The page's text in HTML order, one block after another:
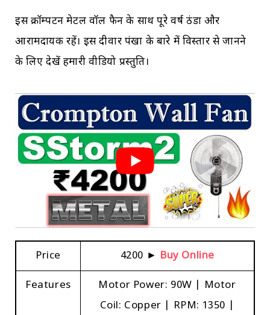
इस क्रॉम्पटन मेटल वॉल फैन के साथ पूरे वर्ष ठंडा और
आरामदायक रहें। इस दीवार पंखा के बारे में विस्तार से जानने
के लिए देखें हमारी वीडियो प्रस्तुति।
Price ₹4200 ► Buy Online
Features
Motor Power: 90W | Motor
Coil: Copper | RPM: 1350 |